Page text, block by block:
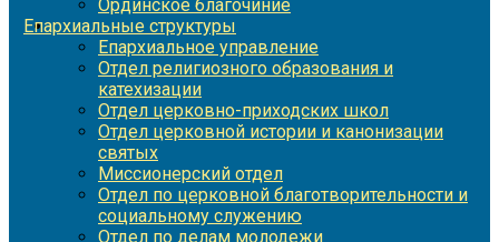
Ординское благочиние
Епархиальные структуры
Епархиальное управление
Отдел религиозного образования и
катехизации
Отдел церковно-приходских школ
Отдел церковной истории и канонизации
святых
Миссионерский отдел
Отдел по церковной благотворительности и
социальному служению
Отдел по делам молодежи